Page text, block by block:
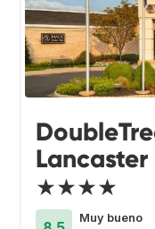
Lancaster
★★★★
Muy bueno